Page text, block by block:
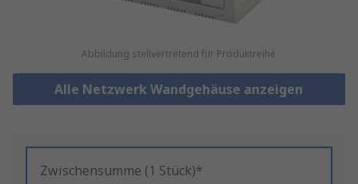
Abbildung stellvertretend für Produktreihe
Alle Netzwerk Wandgehäuse anzeigen
Zwischensumme (1 Stück)*